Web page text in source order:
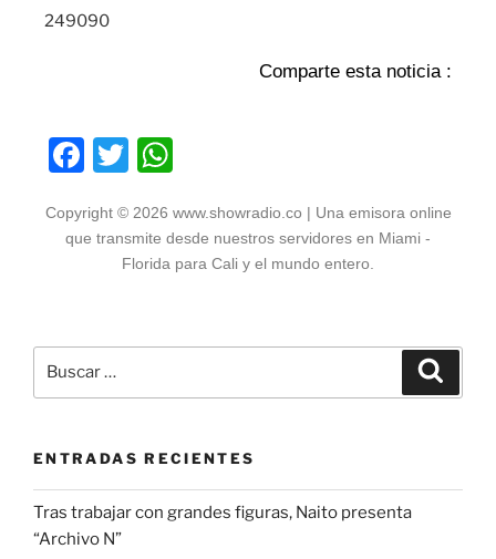
249090
Comparte esta noticia :
F
c
o
k
T
itt
er
at
s
Copyright © 2026 www.showradio.co | Una emisora online
que transmite desde nuestros servidores en Miami -
Florida para Cali y el mundo entero.
ENTRADAS RECIENTES
Tras trabajar con grandes figuras, Naito presenta
“Archivo N”